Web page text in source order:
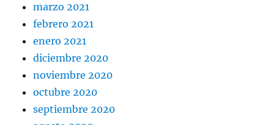
marzo 2021
febrero 2021
enero 2021
diciembre 2020
noviembre 2020
octubre 2020
septiembre 2020